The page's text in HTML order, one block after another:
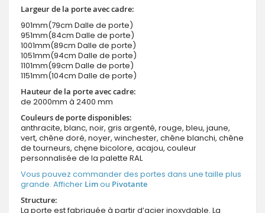
Largeur de la porte avec cadre:
901mm(79cm Dalle de porte)
951mm(84cm Dalle de porte)
1001mm(89cm Dalle de porte)
1051mm(94cm Dalle de porte)
1101mm(99cm Dalle de porte)
1151mm(104cm Dalle de porte)
Hauteur de la porte avec cadre:
de 2000mm à 2400 mm
Couleurs de porte disponibles:
anthracite, blanc, noir, gris argenté, rouge, bleu, jaune,
vert, chêne doré, noyer, winchester, chêne blanchi, chêne
de tourneurs, chęne bicolore, acajou, couleur
personnalisée de la palette RAL
Vous pouvez commander des portes dans une taille plus
grande. Afficher Limou Pivotante
Structure:
La porte est fabriquée à partir d’acier inoxydable. La